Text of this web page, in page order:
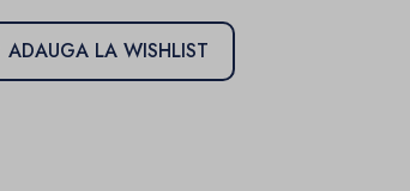
ADAUGA LA WISHLIST